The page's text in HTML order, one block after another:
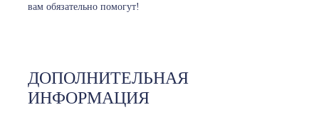
вам обязательно помогут!
ДОПОЛНИТЕЛЬНАЯ
ИНФОРМАЦИЯ